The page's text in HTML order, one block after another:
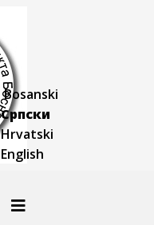
Bosanski
Српски
Hrvatski
English